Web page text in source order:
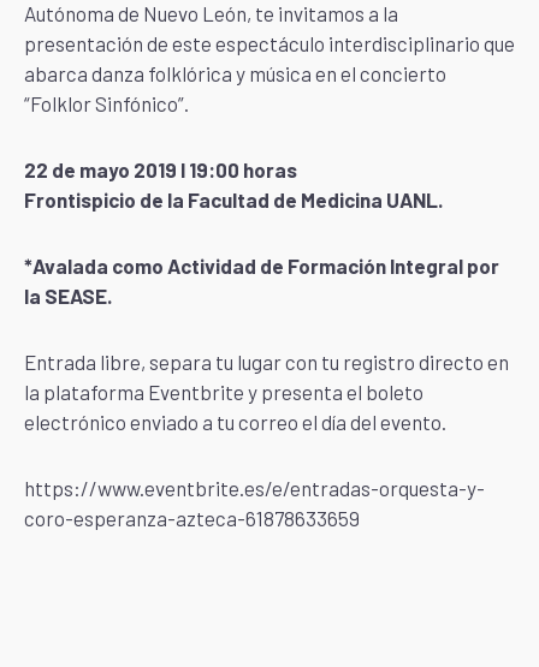
Autónoma de Nuevo León, te invitamos a la
presentación de este espectáculo interdisciplinario que
abarca danza folklórica y música en el concierto
“Folklor Sinfónico”.
22 de mayo 2019 l 19:00 horas
Frontispicio de la Facultad de Medicina UANL.
*Avalada como Actividad de Formación Integral por
la SEASE.
Entrada libre, separa tu lugar con tu registro directo en
la plataforma Eventbrite y presenta el boleto
electrónico enviado a tu correo el día del evento.
https://www.eventbrite.es/e/entradas-orquesta-y-
coro-esperanza-azteca-61878633659